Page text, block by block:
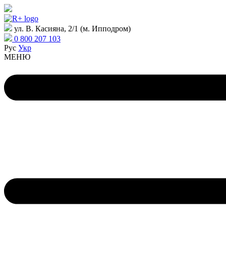
ул. В. Касияна, 2/1 (м. Ипподром)
0 800 207 103
Рус Укр
МЕНЮ